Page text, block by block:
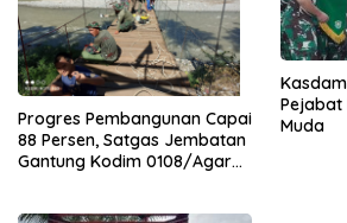
Progres Pembangunan Capai
88 Persen, Satgas Jembatan
Gantung Kodim 0108/Agara
Pejabat
Muda